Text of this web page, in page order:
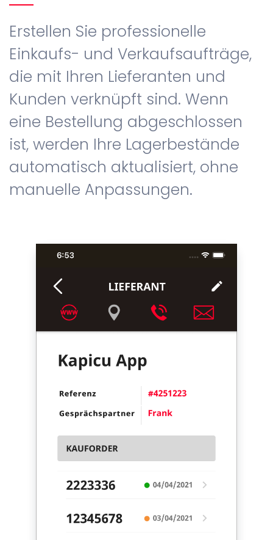
Erstellen Sie professionelle
Einkaufs- und Verkaufsaufträge,
die mit Ihren Lieferanten und
Kunden verknüpft sind. Wenn
eine Bestellung abgeschlossen
ist, werden Ihre Lagerbestände
automatisch aktualisiert, ohne
manuelle Anpassungen.